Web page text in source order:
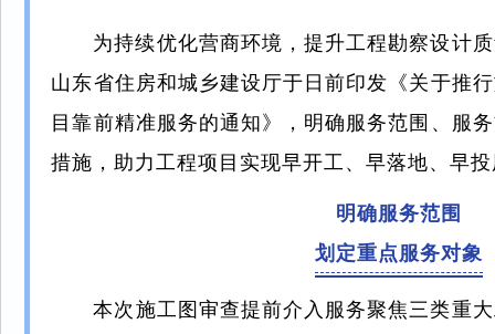
为持续优化营商环境，提升工程勘察设计
山东省住房和城乡建设厅于日前印发《关于推
目靠前精准服务的通知》，明确服务范围、服
措施，助力工程项目实现早开工、早落地、早
明确服务范围
划定重点服务对象
本次施工图审查提前介入服务聚焦三类重